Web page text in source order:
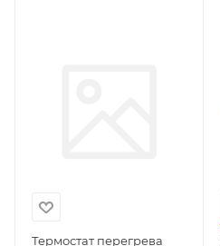
Термостат перегрева